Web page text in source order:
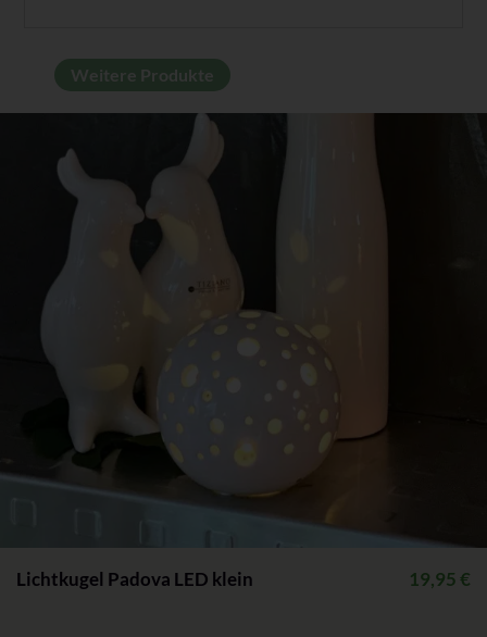
Weitere Produkte
Lichtkugel Padova LED klein 19,95€